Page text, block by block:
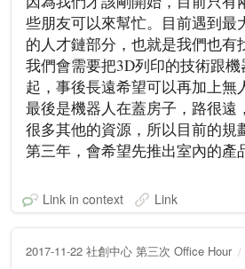
些朋友可以來幫忙。目前遇到最
的人才鏈部分，也就是我們也有
我們會需要把3D列印的技術跟
起，事後長遠希望可以再加上無
最後是機器人在蓋房子，路很遠
很多其他的資源，所以目前的規
第三年，會希望先推出室內的產
Link in context Link
2017-11-22 社創中心 第三次 Office Hour